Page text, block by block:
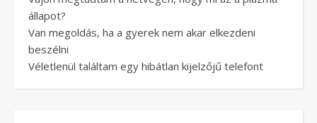
állapot?
Van megoldás, ha a gyerek nem akar elkezdeni
beszélni
Véletlenül találtam egy hibátlan kijelzőjű telefont